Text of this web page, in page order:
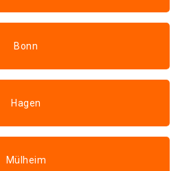
Bonn
Hagen
Mülheim